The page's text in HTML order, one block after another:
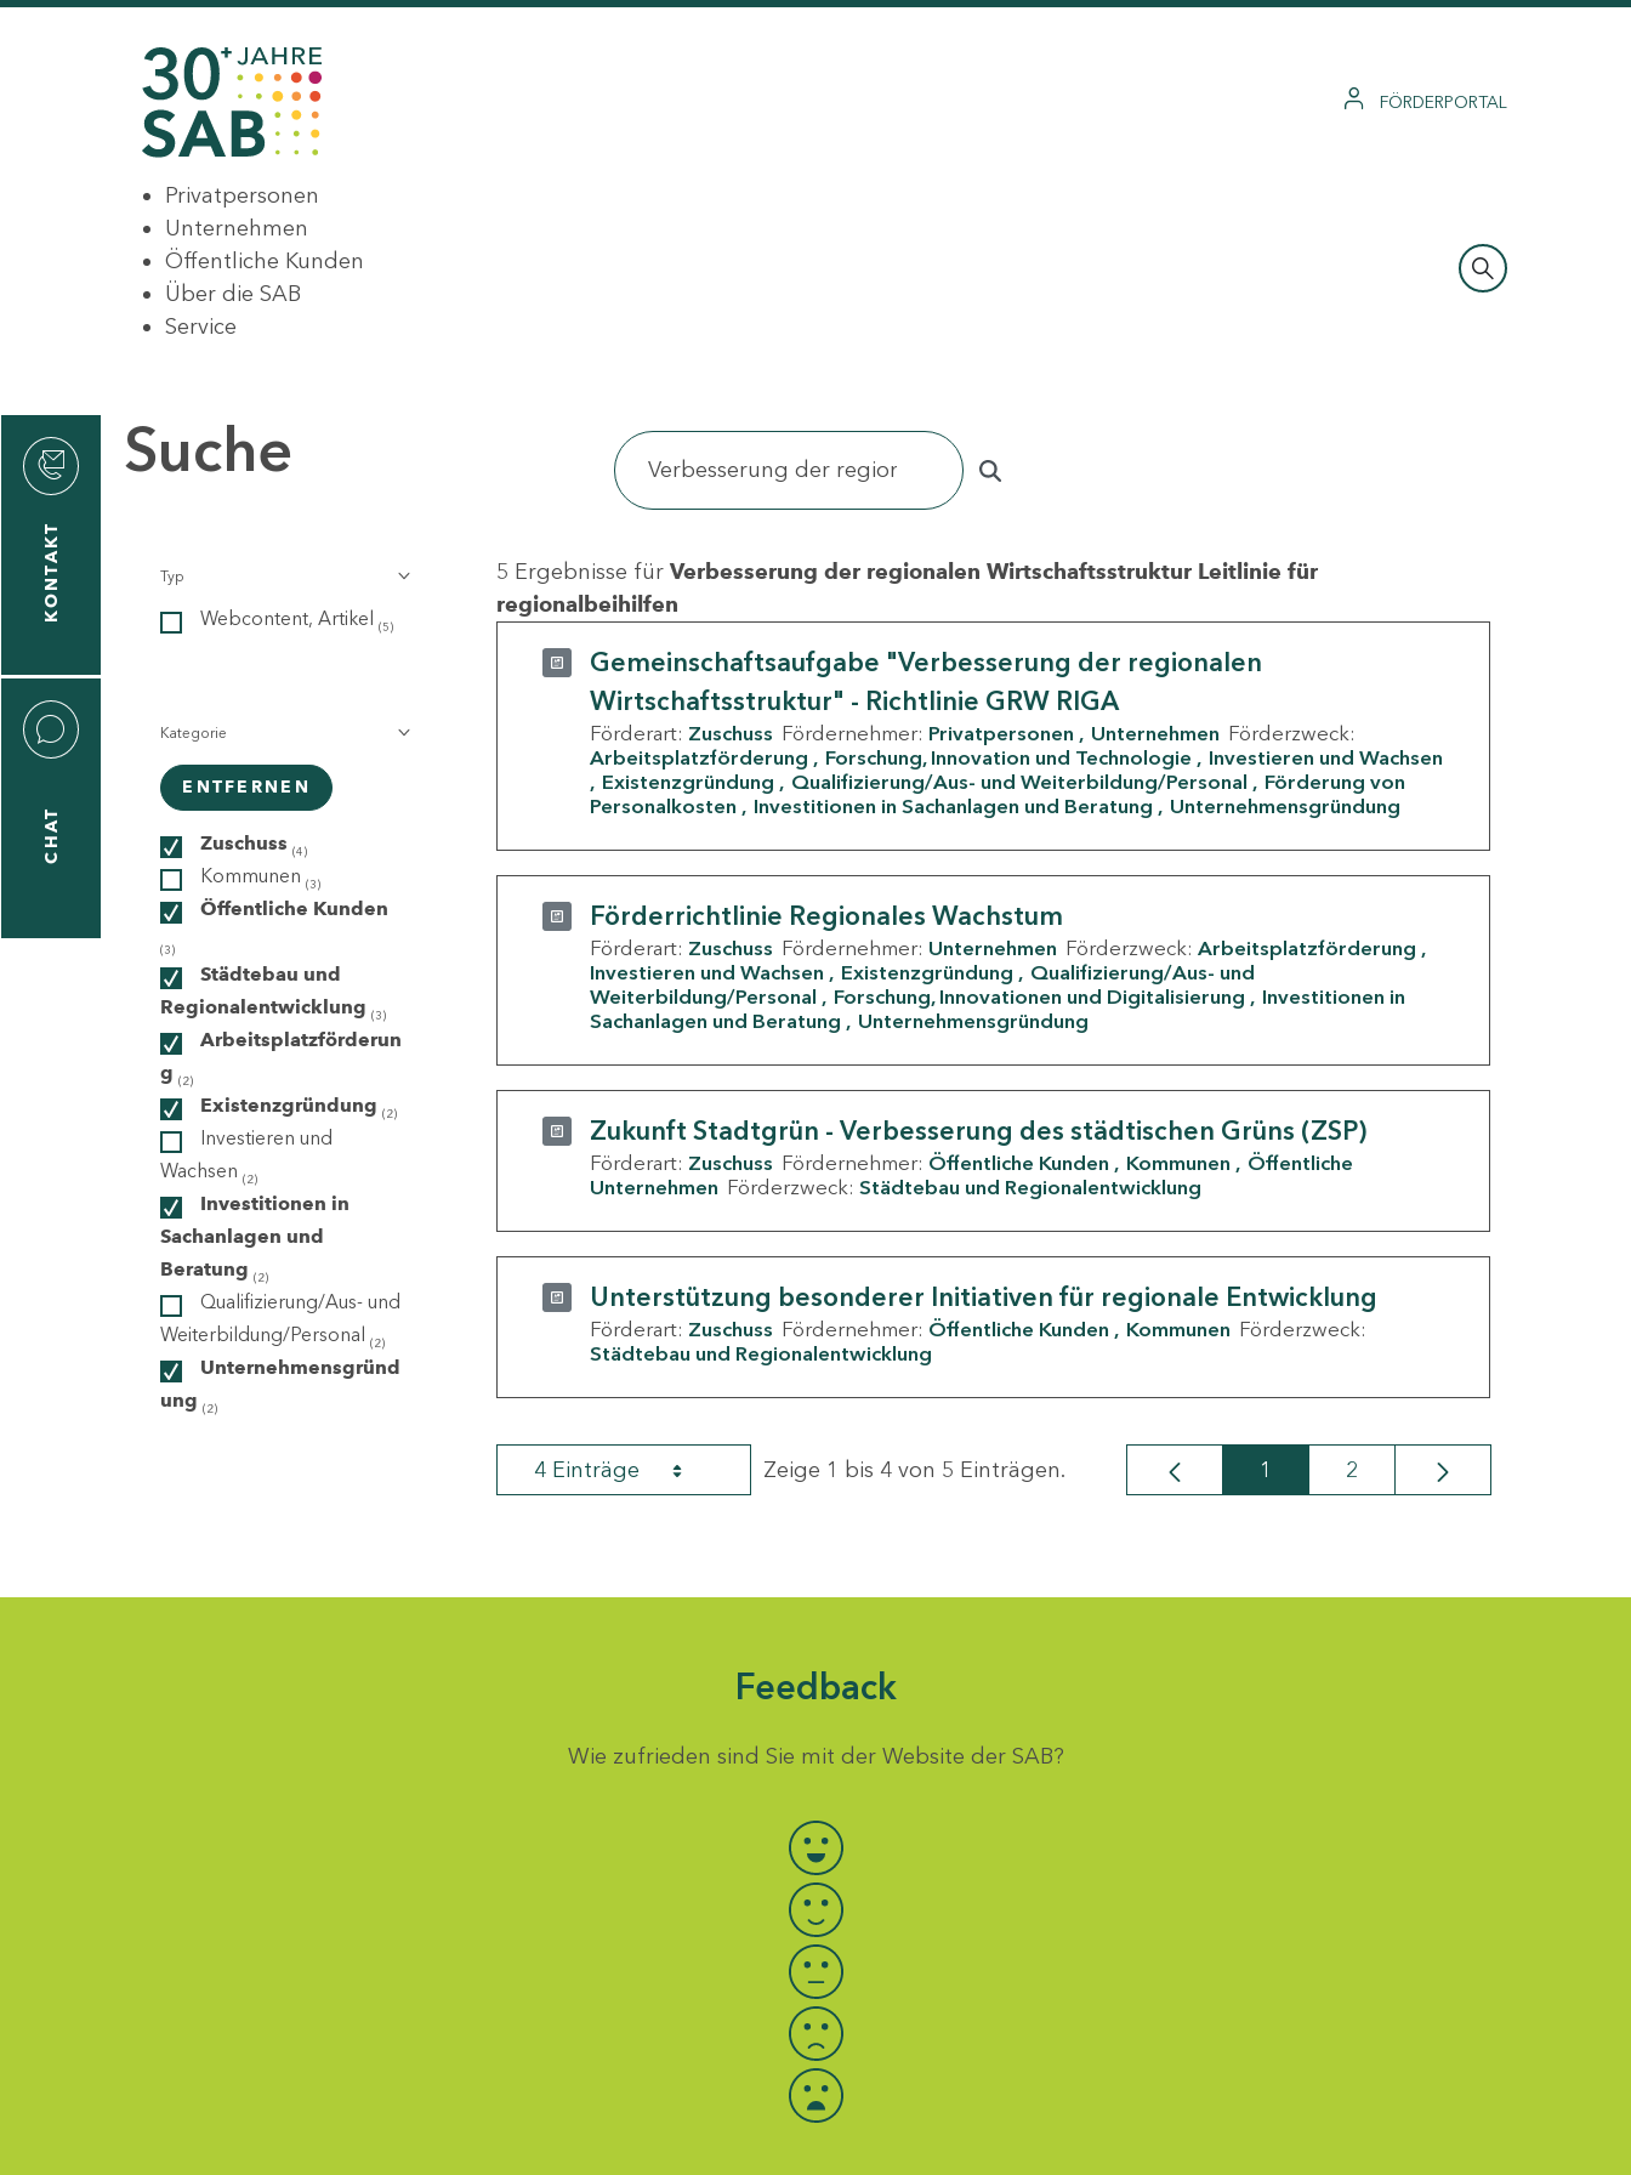
FÖRDERPORTAL
Privatpersonen
Unternehmen
Öffentliche Kunden
Über die SAB
Service
KONTAKT
CHAT
Suche
Typ
Webcontent, Artikel (5)
Kategorie
ENTFERNEN
Zuschuss (4)
Kommunen (3)
Öffentliche Kunden
(3)
Städtebau und
Regionalentwicklung (3)
Arbeitsplatzförderun
g (2)
Existenzgründung (2)
Investieren und
Wachsen (2)
Investitionen in
Sachanlagen und
Beratung (2)
Qualifizierung/Aus- und
Weiterbildung/Personal (2)
Unternehmensgründ
ung (2)
5 Ergebnisse für Verbesserung der regionalen Wirtschaftsstruktur Leitlinie für
regionalbeihilfen
Gemeinschaftsaufgabe "Verbesserung der regionalen
Wirtschaftsstruktur" - Richtlinie GRW RIGA
Förderart: Zuschuss Fördernehmer: Privatpersonen Unternehmen Förderzweck:
Arbeitsplatzförderung
Forschung, Innovation und Technologie
Investieren und Wachsen
Existenzgründung
Qualifizierung/Aus- und Weiterbildung/Personal
Förderung von
Personalkosten
Investitionen in Sachanlagen und Beratung Unternehmensgründung
Förderrichtlinie Regionales Wachstum
Förderart: Zuschuss Fördernehmer: Unternehmen Förderzweck: Arbeitsplatzförderung
Investieren und Wachsen
Existenzgründung
Qualifizierung/Aus- und
Weiterbildung/Personal
Forschung, Innovationen und Digitalisierung
Investitionen in
Sachanlagen und Beratung
Unternehmensgründung
Zukunft Stadtgrün - Verbesserung des städtischen Grüns (ZSP)
Förderart: Zuschuss Fördernehmer: Öffentliche Kunden Kommunen
Öffentliche
Unternehmen Förderzweck: Städtebau und Regionalentwicklung
Unterstützung besonderer Initiativen für regionale Entwicklung
Förderart: Zuschuss Fördernehmer: Öffentliche Kunden Kommunen Förderzweck:
Städtebau und Regionalentwicklung
4 Einträge Zeige 1 bis 4 von 5 Einträgen. Seite
1 Seite
2
Feedback
Wie zufrieden sind Sie mit der Website der SAB?
Bewertung auswählen